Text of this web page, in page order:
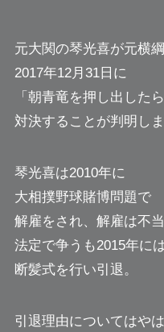
元大関の琴光喜が元横
2017年12月31日に
「朝青竜を押し出した
対決することが判明しま
琴光喜は2010年に
大相撲野球賭博問題で
解雇をされ、解雇は不
法定で争うも2015年に
断髪式を行い引退。
引退理由についてはや